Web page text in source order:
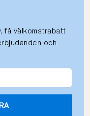
få välkomstrabatt
och